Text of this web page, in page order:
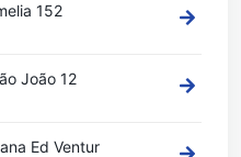
152
João 12
Ed Ventur